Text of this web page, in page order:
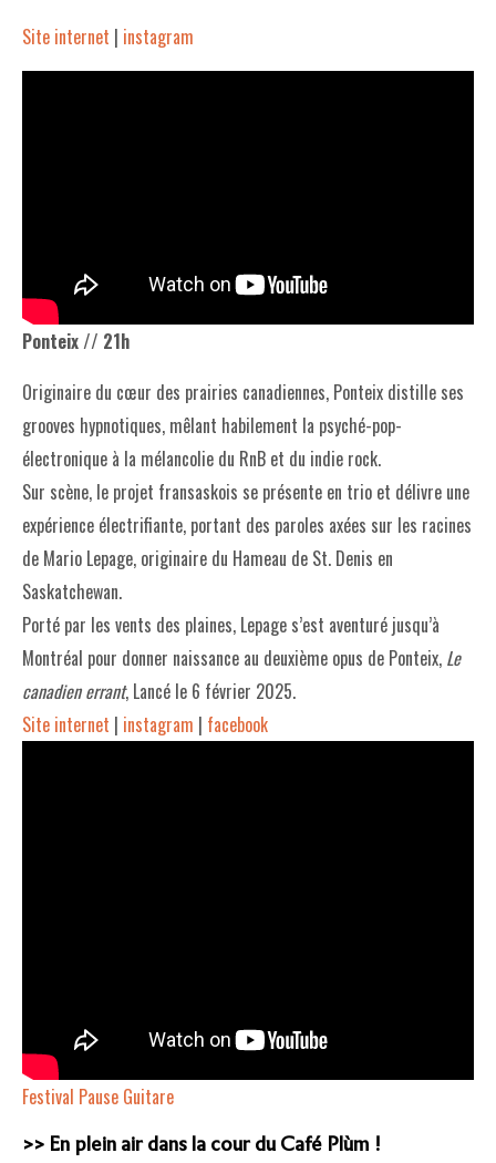
Site internet | instagram
Ponteix // 21h
Originaire du cœur des prairies canadiennes, Ponteix distille ses
grooves hypnotiques, mêlant habilement la psyché-pop-
électronique à la mélancolie du RnB et du indie rock.
Sur scène, le projet fransaskois se présente en trio et délivre une
expérience électrifiante, portant des paroles axées sur les racines
de Mario Lepage, originaire du Hameau de St. Denis en
Saskatchewan.
Porté par les vents des plaines, Lepage s’est aventuré jusqu’à
Montréal pour donner naissance au deuxième opus de Ponteix, Le
canadien errant, Lancé le 6 février 2025.
Site internet | instagram | facebook
Festival Pause Guitare
>> En plein air dans la cour du Café Plùm !